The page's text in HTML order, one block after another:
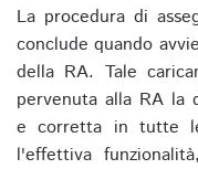
La procedura di
conclude quando
della RA. Tale
pervenuta alla RA la
e corretta in tutte
l'effettiva